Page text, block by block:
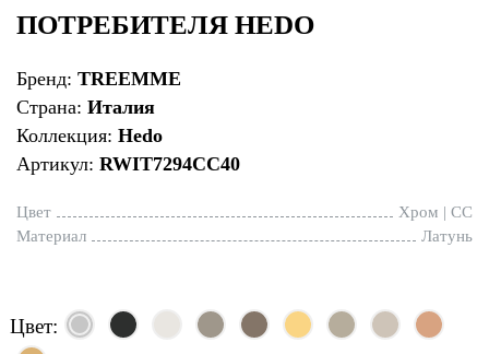
ПОТРЕБИТЕЛЯ HEDO
Бренд: TREEMME
Страна: Италия
Коллекция: Hedo
Артикул: RWIT7294CC40
Цвет
Хром | CC
Материал
Латунь
Цвет: